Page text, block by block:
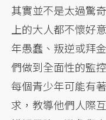
其實並不是太過驚
上的大人都不懷好
年愚蠢、叛逆或拜
們做到全面性的監
每個青少年可能有
求，教導他們人際